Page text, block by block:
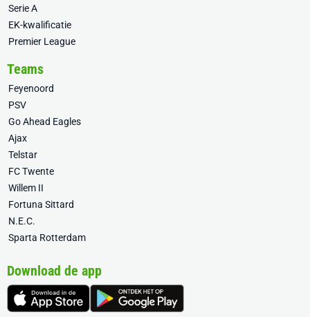
Serie A
EK-kwalificatie
Premier League
Teams
Feyenoord
PSV
Go Ahead Eagles
Ajax
Telstar
FC Twente
Willem II
Fortuna Sittard
N.E.C.
Sparta Rotterdam
Download de app